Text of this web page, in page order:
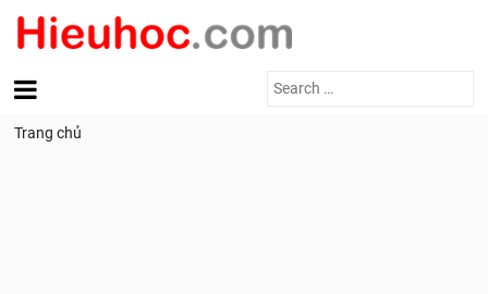
Search
Trang chủ